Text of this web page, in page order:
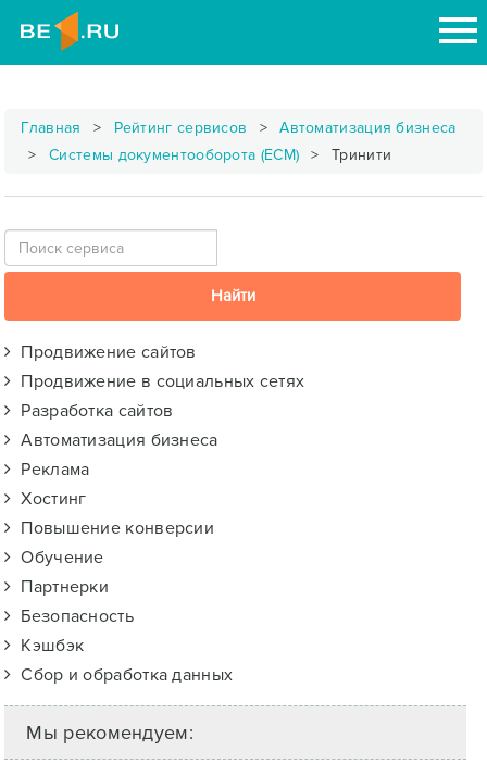
Главная Рейтинг сервисов
Автоматизация бизнеса
Системы документооборота (ECM)
Тринити
Продвижение сайтов
Продвижение в социальных сетях
Разработка сайтов
Автоматизация бизнеса
Реклама
Хостинг
Повышение конверсии
Обучение
Партнерки
Безопасность
Кэшбэк
Сбор и обработка данных
Мы рекомендуем: